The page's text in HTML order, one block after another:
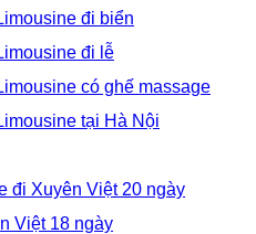
đi biển
đi lễ
có ghế massage
tại Hà Nội
đi Xuyên Việt 20 ngày
Việt 18 ngày